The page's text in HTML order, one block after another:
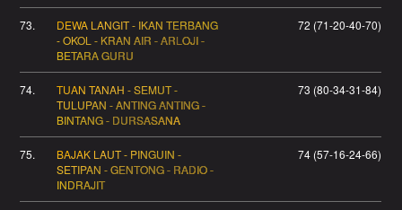
73.
DEWA LANGIT - IKAN TERBANG
- OKOL - KRAN AIR - ARLOJI -
BETARA GURU
72 (71-20-40-70)
74.
TUAN TANAH - SEMUT -
TULUPAN - ANTING ANTING -
BINTANG - DURSASANA
73 (80-34-31-84)
75.
BAJAK LAUT - PINGUIN -
SETIPAN - GENTONG - RADIO -
INDRAJIT
74 (57-16-24-66)